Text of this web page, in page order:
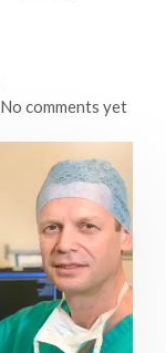
No comments yet